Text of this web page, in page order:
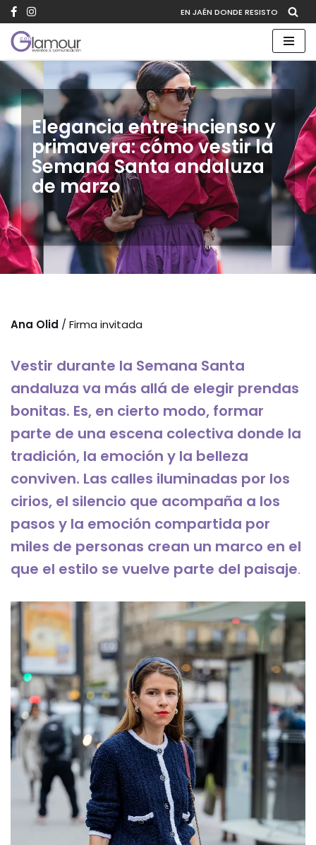
Saltar
al
contenido
EN JAÉN DONDE RESISTO
Elegancia entre incienso y
primavera: cómo vestir la
Semana Santa andaluza
de marzo
Ana Olid / Firma invitada
Vestir durante la Semana Santa
andaluza va más allá de elegir prendas
bonitas. Es, en cierto modo, formar
parte de una escena colectiva donde la
tradición, la emoción y la belleza
conviven. Las calles iluminadas por los
cirios, el silencio que acompaña a los
pasos y la emoción compartida por
miles de personas crean un marco en el
que el estilo se vuelve parte del paisaje.